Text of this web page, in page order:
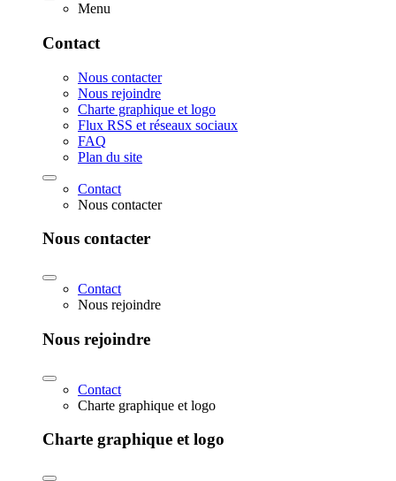
Menu
Contact
Nous contacter
Nous rejoindre
Charte graphique et logo
Flux RSS et réseaux sociaux
FAQ
Plan du site
Contact
Nous contacter
Nous contacter
Contact
Nous rejoindre
Nous rejoindre
Contact
Charte graphique et logo
Charte graphique et logo